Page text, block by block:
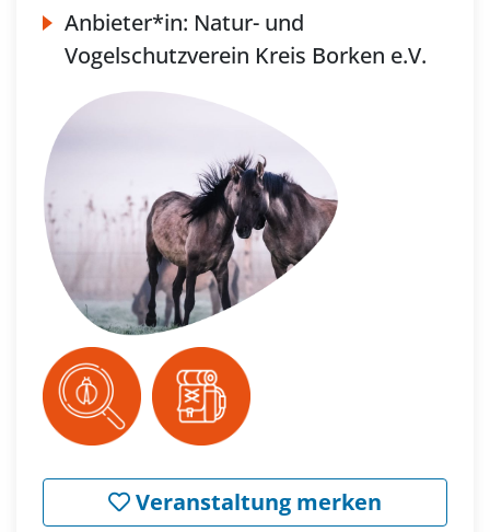
Anbieter*in: Natur- und
Vogelschutzverein Kreis Borken e.V.
Veranstaltung merken